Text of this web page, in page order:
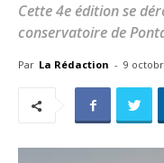
Cette 4e édition se
conservatoire de
Par La Rédaction - 9